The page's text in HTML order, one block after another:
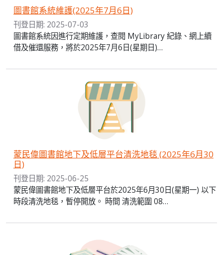
圖書館系統維護(2025年7月6日)
刊登日期: 2025-07-03
圖書館系統因進行定期維護，查閱 MyLibrary 紀錄、網上續
借及催還服務，將於2025年7月6日(星期日)…
蒙民偉圖書館地下及低層平台清洗地毯 (2025年6月30
日)
刊登日期: 2025-06-25
蒙民偉圖書館地下及低層平台於2025年6月30日(星期一) 以下
時段清洗地毯，暫停開放。 時間 清洗範圍 08…